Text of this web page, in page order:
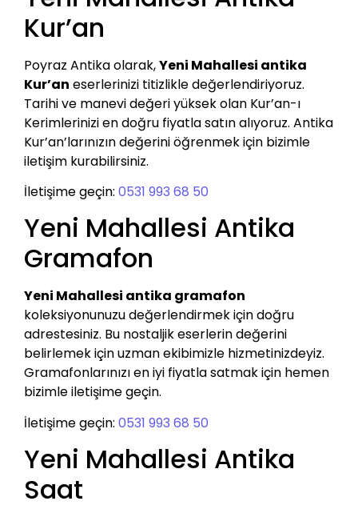
Kur’an
Poyraz Antika olarak,Yeni Mahallesi antika
Kur’an eserlerinizi titizlikle değerlendiriyoruz.
Tarihi ve manevi değeri yüksek olan Kur’an-ı
Kerimlerinizi en doğru fiyatla satın alıyoruz. Antika
Kur’an’larınızın değerini öğrenmek için bizimle
iletişim kurabilirsiniz.
İletişime geçin: 0531 993 68 50
Yeni Mahallesi Antika
Gramafon
Yeni Mahallesi antika gramafon
koleksiyonunuzu değerlendirmek için doğru
adrestesiniz. Bu nostaljik eserlerin değerini
belirlemek için uzman ekibimizle hizmetinizdeyiz.
Gramafonlarınızı en iyi fiyatla satmak için hemen
bizimle iletişime geçin.
İletişime geçin: 0531 993 68 50
Yeni Mahallesi Antika
Saat